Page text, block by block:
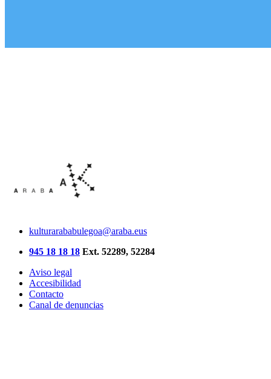
kulturarababulegoa@araba.eus
945 18 18 18 Ext. 52289, 52284
Aviso legal
Accesibilidad
Contacto
Canal de denuncias